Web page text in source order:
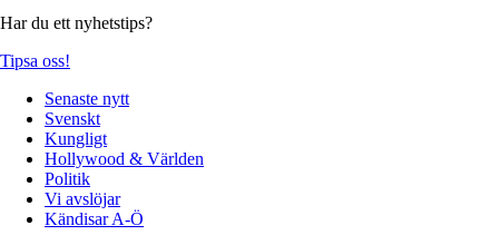
Har du ett nyhetstips?
Tipsa oss!
Senaste nytt
Svenskt
Kungligt
Hollywood & Världen
Politik
Vi avslöjar
Kändisar A-Ö